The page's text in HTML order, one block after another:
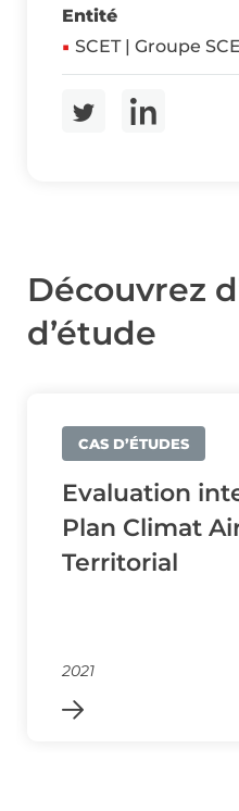
Entité
SCET | Groupe
Découvrez
d’étude
CAS D’ÉTUDES
Evaluation
Plan Climat
Territorial
2021